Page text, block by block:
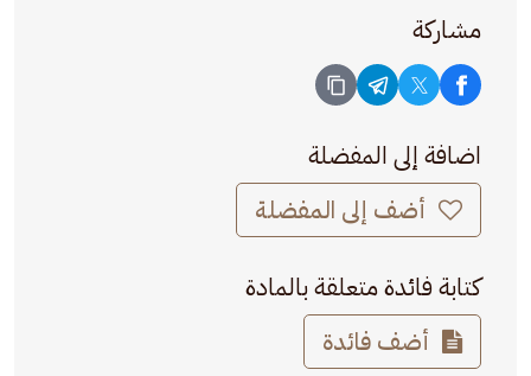
مشاركة
اضافة إلى المفضلة
أضف إلى المفضلة
كتابة فائدة متعلقة بالمادة
أضف فائدة